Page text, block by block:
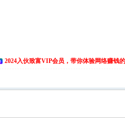
2024入伙致富VIP会员，带你体验网络赚钱